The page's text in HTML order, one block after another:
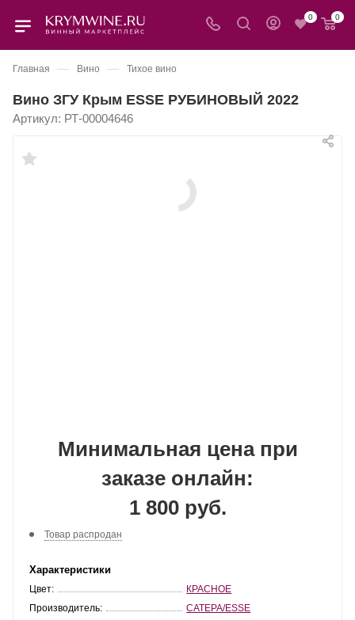
0 0
Главная — Вино — Тихое вино
Вино ЗГУ Крым ESSE РУБИНОВЫЙ 2022
Артикул: РТ-00004646
Минимальная цена при
заказе онлайн:
1 800 руб.
Товар распродан
Характеристики
Цвет:
КРАСНОЕ
Производитель:
САТЕРА/ESSE